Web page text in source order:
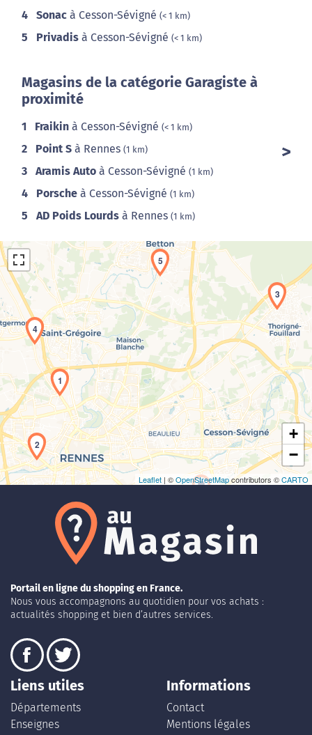
4 Sonac à Cesson-Sévigné (< 1 km)
5 Privadis à Cesson-Sévigné (< 1 km)
Magasins de la catégorie Garagiste à
proximité
1 Fraikin à Cesson-Sévigné (< 1 km)
2 Point S à Rennes (1 km)
3 Aramis Auto à Cesson-Sévigné (1 km)
4 Porsche à Cesson-Sévigné (1 km)
5 AD Poids Lourds à Rennes (1 km)
Chargement de la carte en cours...
1
2
3
4
5
+
−
Leaflet | ©OpenStreetMapcontributors ©CARTO
Portail en ligne du shopping en France.
Nous vous accompagnons au quotidien pour vos achats :
actualités shopping et bien d’autres services.
Liens utiles
Départements
Enseignes
Informations
Contact
Mentions légales